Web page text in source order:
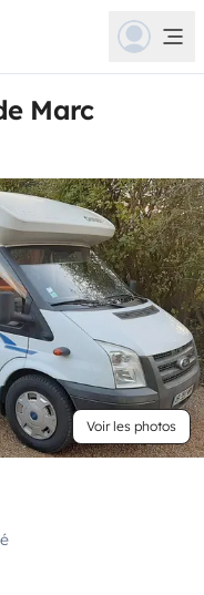
Marc
Voir les photos